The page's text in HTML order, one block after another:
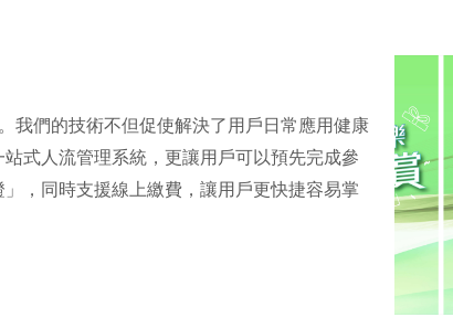
我們的技術不但促使解決了用戶日常應用健康
式人流管理系統，更讓用戶可以預先完成參
，同時支援線上繳費，讓用戶更快捷容易掌